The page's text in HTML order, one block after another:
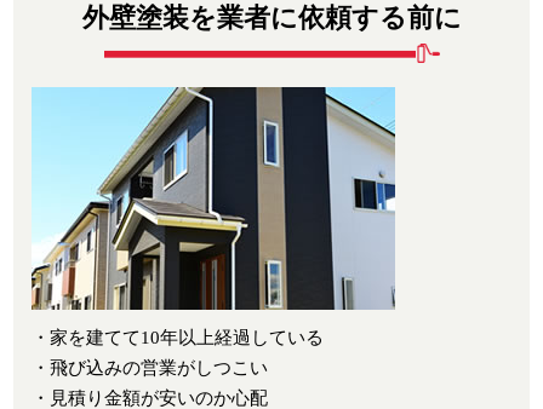
外壁塗装を業者に依頼する前に
・家を建てて10年以上経過している
・飛び込みの営業がしつこい
・見積り金額が安いのか心配